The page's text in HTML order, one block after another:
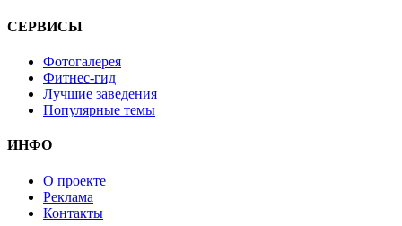
СЕРВИСЫ
Фотогалерея
Фитнес-гид
Лучшие заведения
Популярные темы
ИНФО
О проекте
Реклама
Контакты